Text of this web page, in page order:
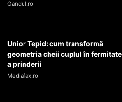
Gandul.ro
Unior Tepid: cum transformă
geometria cheii cuplul în fermitate
a prinderii
Mediafax.ro